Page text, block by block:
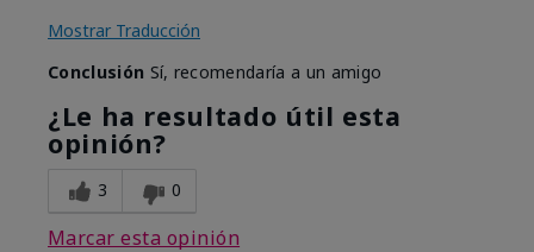
Mostrar Traducción
Conclusión Sí, recomendaría a un amigo
¿Le ha resultado útil esta
opinión?
3 0
Marcar esta opinión